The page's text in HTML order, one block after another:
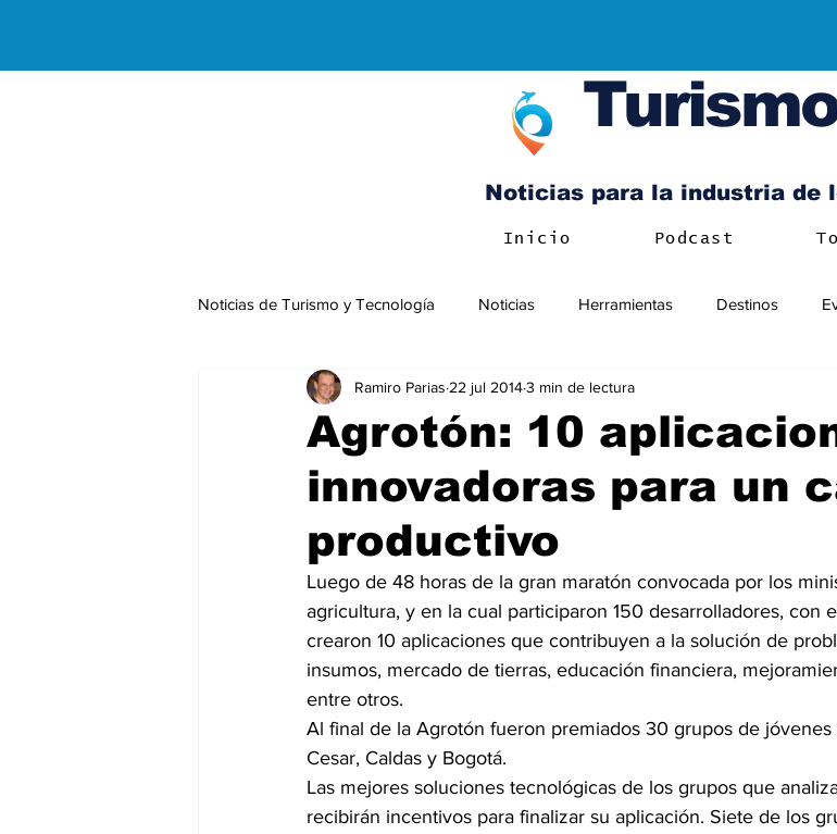
Noticias para la industria de
Inicio Podcast
Noticias de Turismo y Tecnología Noticias Herramientas Destinos
Negocios Internacionales
Agrotón: 10
innovadoras para un
productivo
Ramiro Parias 22 jul 20143 min de lectura
Luego de 48 horas de la gran maratón convocada por los
agricultura, y en la cual participaron 150 desarrolladores, con
crearon 10 aplicaciones que contribuyen a la solución de
insumos, mercado de tierras, educación financiera,
entre otros.
Al final de la Agrotón fueron premiados 30 grupos de jóvenes
Cesar, Caldas y Bogotá.
Las mejores soluciones tecnológicas de los grupos que
recibirán incentivos para finalizar su aplicación. Siete de los